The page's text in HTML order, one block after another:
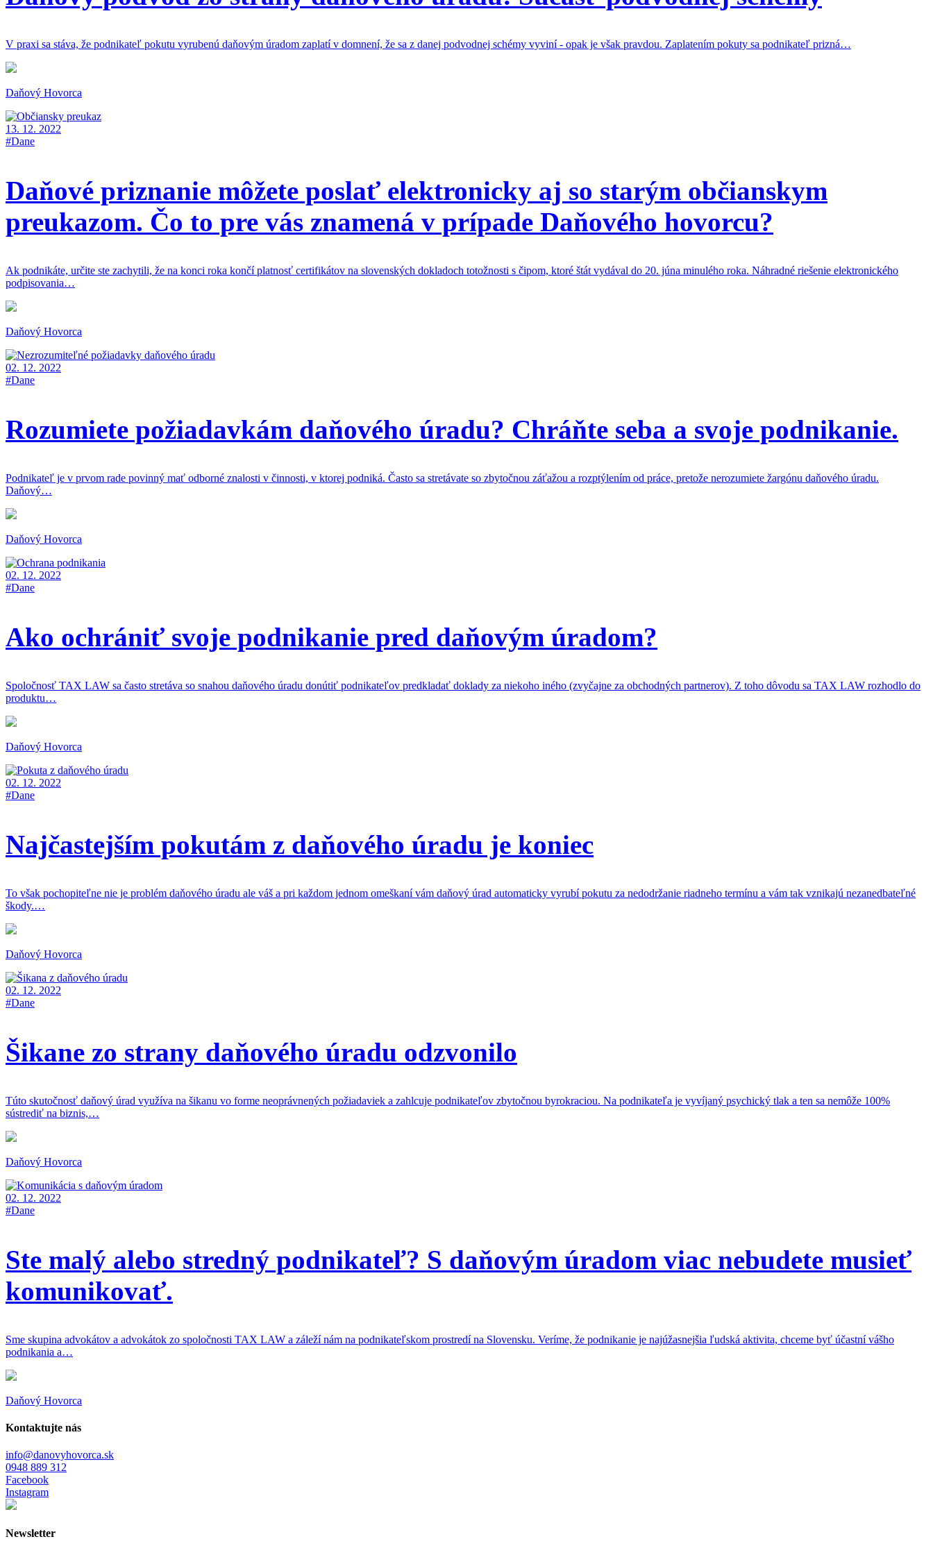
V praxi sa stáva, že podnikateľ pokutu vyrubenú daňovým úradom zaplatí v domnení, že sa z danej podvodnej schémy vyviní - opak je však pravdou. Zaplatením pokuty sa podnikateľ prizná…
Daňový Hovorca
13. 12. 2022
#Dane
Daňové priznanie môžete poslať elektronicky aj so starým občianskym
preukazom. Čo to pre vás znamená v prípade Daňového hovorcu?
Ak podnikáte, určite ste zachytili, že na konci roka končí platnosť certifikátov na slovenských dokladoch totožnosti s čipom, ktoré štát vydával do 20. júna minulého roka. Náhradné riešenie elektronického
podpisovania…
Daňový Hovorca
02. 12. 2022
#Dane
Rozumiete požiadavkám daňového úradu? Chráňte seba a svoje podnikanie.
Podnikateľ je v prvom rade povinný mať odborné znalosti v činnosti, v ktorej podniká. Často sa stretávate so zbytočnou záťažou a rozptýlením od práce, pretože nerozumiete žargónu daňového úradu.
Daňový…
Daňový Hovorca
02. 12. 2022
#Dane
Ako ochrániť svoje podnikanie pred daňovým úradom?
Spoločnosť TAX LAW sa často stretáva so snahou daňového úradu donútiť podnikateľov predkladať doklady za niekoho iného (zvyčajne za obchodných partnerov). Z toho dôvodu sa TAX LAW rozhodlo do
produktu…
Daňový Hovorca
02. 12. 2022
#Dane
Najčastejším pokutám z daňového úradu je koniec
To však pochopiteľne nie je problém daňového úradu ale váš a pri každom jednom omeškaní vám daňový úrad automaticky vyrubí pokutu za nedodržanie riadneho termínu a vám tak vznikajú nezanedbateľné
škody.…
Daňový Hovorca
02. 12. 2022
#Dane
Šikane zo strany daňového úradu odzvonilo
Túto skutočnosť daňový úrad využíva na šikanu vo forme neoprávnených požiadaviek a zahlcuje podnikateľov zbytočnou byrokraciou. Na podnikateľa je vyvíjaný psychický tlak a ten sa nemôže 100%
sústrediť na biznis,…
Daňový Hovorca
02. 12. 2022
#Dane
Ste malý alebo stredný podnikateľ? S daňovým úradom viac nebudete musieť
komunikovať.
Sme skupina advokátov a advokátok zo spoločnosti TAX LAW a záleží nám na podnikateľskom prostredí na Slovensku. Veríme, že podnikanie je najúžasnejšia ľudská aktivita, chceme byť účastní vášho
podnikania a…
Daňový Hovorca
Kontaktujte nás
info@danovyhovorca.sk
0948 889 312
Facebook
Instagram
Newsletter